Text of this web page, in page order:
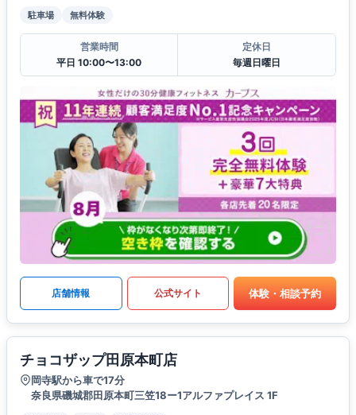
駐車場 無料体験
営業時間
平日 10:00〜13:00
定休日
毎週日曜日
店舗情報 公式サイト 体験・相談予約
チョコザップ田原本町店
岡寺駅から車で17分
奈良県磯城郡田原本町三笠18ー1アルファプレイス 1F